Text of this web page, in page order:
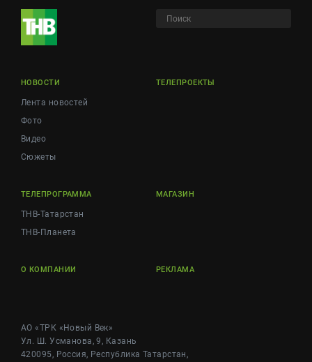
НОВОСТИ
Лента новостей
Фото
Видео
Сюжеты
ТЕЛЕПРОЕКТЫ
ТЕЛЕПРОГРАММА
ТНВ-Татарстан
ТНВ-Планета
МАГАЗИН
О КОМПАНИИ РЕКЛАМА
АО «ТРК «Новый Век»
Ул. Ш. Усманова, 9, Казань
420095, Россия, Республика Татарстан,